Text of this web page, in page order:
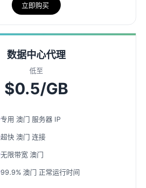
立即购买
数据中心代理
低至
$0.5/GB
专用 澳门 服务器 IP
超快 澳门 连接
无限带宽 澳门
99.9% 澳门 正常运行时间